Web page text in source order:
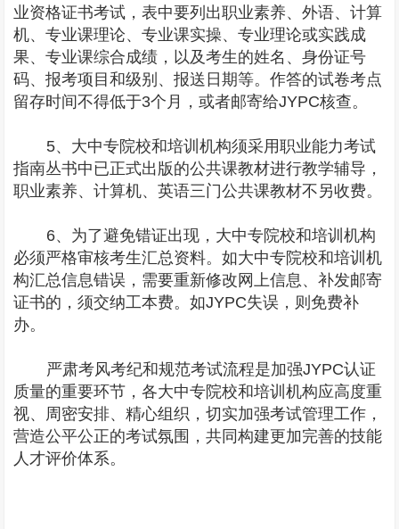
业资格证书考试，表中要列出职业素养、外语、计算
机、专业课理论、专业课实操、专业理论或实践成
果、专业课综合成绩，以及考生的姓名、身份证号
码、报考项目和级别、报送日期等。作答的试卷考点
留存时间不得低于3个月，或者邮寄给JYPC核查。
5、大中专院校和培训机构须采用职业能力考试
指南丛书中已正式出版的公共课教材进行教学辅导，
职业素养、计算机、英语三门公共课教材不另收费。
6、为了避免错证出现，大中专院校和培训机构
必须严格审核考生汇总资料。如大中专院校和培训机
构汇总信息错误，需要重新修改网上信息、补发邮寄
证书的，须交纳工本费。如JYPC失误，则免费补
办。
严肃考风考纪和规范考试流程是加强JYPC认证
质量的重要环节，各大中专院校和培训机构应高度重
视、周密安排、精心组织，切实加强考试管理工作，
营造公平公正的考试氛围，共同构建更加完善的技能
人才评价体系。